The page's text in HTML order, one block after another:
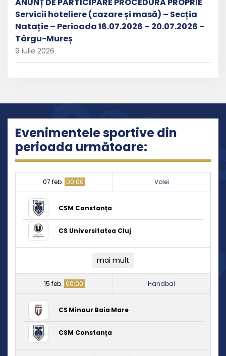
Servicii hoteliere (cazare și masă) – Secția
Natație – Perioada 16.07.2026 – 20.07.2026 –
Târgu-Mureș
9 iulie 2026
Evenimentele sportive din
perioada următoare:
07 feb. 00:00 Volei
CSM Constanța
CS Universitatea Cluj
mai mult
15 feb. 00:00 Handbal
CS Minaur Baia Mare
CSM Constanța